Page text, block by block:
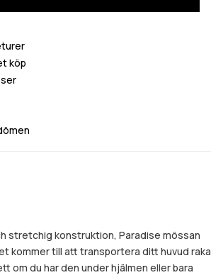
köp
stretchig konstruktion, Paradise mössan
kommer till att transportera ditt huvud raka
om du har den under hjälmen eller bara